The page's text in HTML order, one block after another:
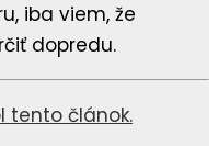
iba viem, že
dopredu.
tento článok.